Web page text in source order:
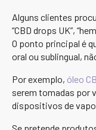
Alguns clientes
“CBD drops UK”,
O ponto principal é
oral ou sublingual,
Por exemplo, óleo
serem tomadas por
dispositivos de
Se pretende